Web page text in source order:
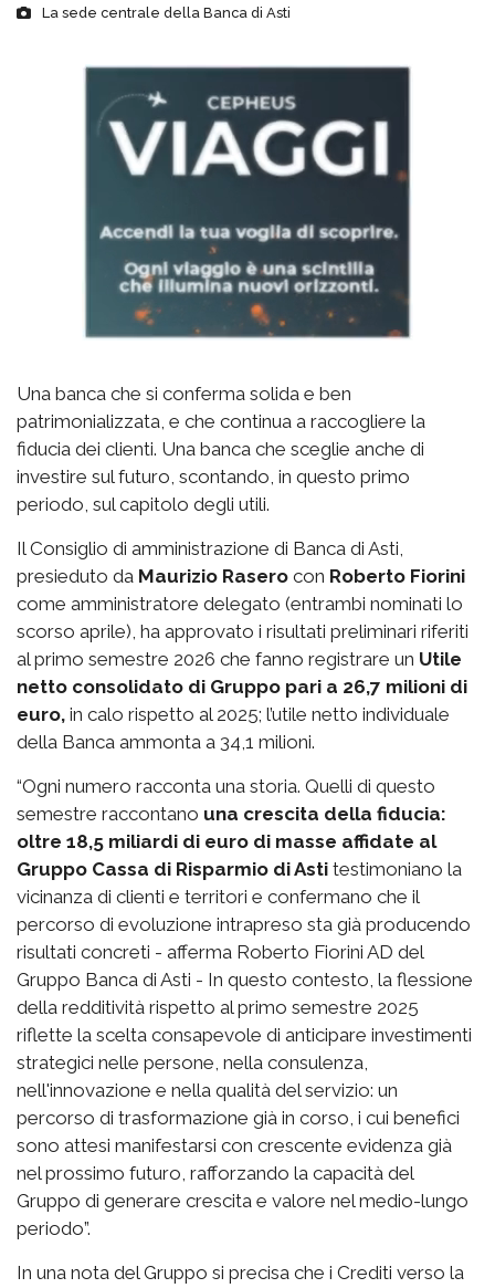
La sede centrale della Banca di Asti
Una banca che si conferma solida e ben
patrimonializzata, e che continua a raccogliere la
fiducia dei clienti. Una banca che sceglie anche di
investire sul futuro, scontando, in questo primo
periodo, sul capitolo degli utili.
Il Consiglio di amministrazione di Banca di Asti,
presieduto da Maurizio Rasero con Roberto Fiorini
come amministratore delegato (entrambi nominati lo
scorso aprile), ha approvato i risultati preliminari riferiti
al primo semestre 2026 che fanno registrare un Utile
netto consolidato di Gruppo pari a 26,7 milioni di
euro, in calo rispetto al 2025; l’utile netto individuale
della Banca ammonta a 34,1 milioni.
“Ogni numero racconta una storia. Quelli di questo
semestre raccontano una crescita della fiducia:
oltre 18,5 miliardi di euro di masse affidate al
Gruppo Cassa di Risparmio di Asti testimoniano la
vicinanza di clienti e territori e confermano che il
percorso di evoluzione intrapreso sta già producendo
risultati concreti - afferma Roberto Fiorini AD del
Gruppo Banca di Asti - In questo contesto, la flessione
della redditività rispetto al primo semestre 2025
riflette la scelta consapevole di anticipare investimenti
strategici nelle persone, nella consulenza,
nell'innovazione e nella qualità del servizio: un
percorso di trasformazione già in corso, i cui benefici
sono attesi manifestarsi con crescente evidenza già
nel prossimo futuro, rafforzando la capacità del
Gruppo di generare crescita e valore nel medio-lungo
periodo”.
In una nota del Gruppo si precisa che i Crediti verso la